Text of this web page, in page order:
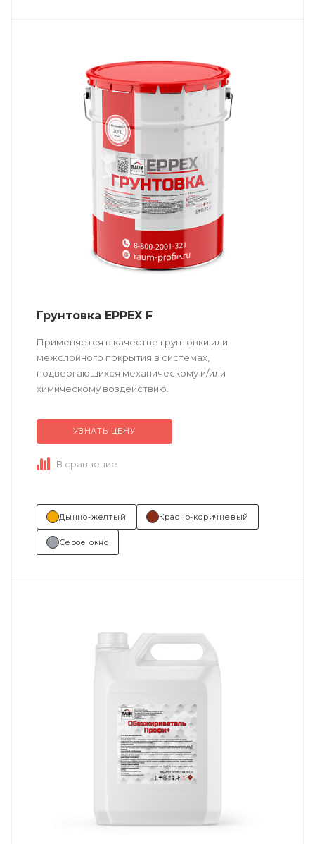
Грунтовка EPPEX F
Применяется в качестве грунтовки или
межслойного покрытия в системах,
подвергающихся механическому и/или
химическому воздействию.
УЗНАТЬ ЦЕНУ
В сравнение
Дынно-желтый Красно-коричневый
Серое окно